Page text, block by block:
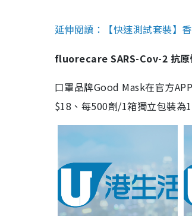
延伸閱讀：【快速測試套裝】
fluorecare SARS-Cov-2 抗原
口罩品牌Good Mask在官方
$18、每500劑/1箱獨立包裝為